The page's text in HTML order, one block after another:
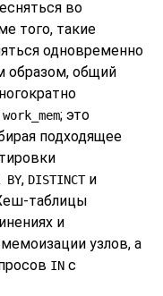
во
того, такие
одновременно
образом, общий
work_mem; это
подходящее
BY, DISTINCTи
таблицы
и
узлов, а
IN с